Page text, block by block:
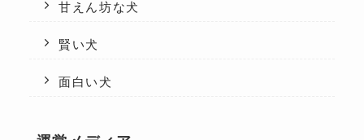
甘えん坊な犬
賢い犬
面白い犬